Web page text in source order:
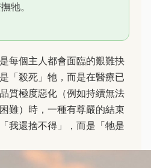
牠。
每個主人都會面臨的艱難抉
「殺死」牠，而是在醫療已
質極度惡化（例如持續無法
難）時，一種有尊嚴的結束
我還捨不得」，而是「牠是